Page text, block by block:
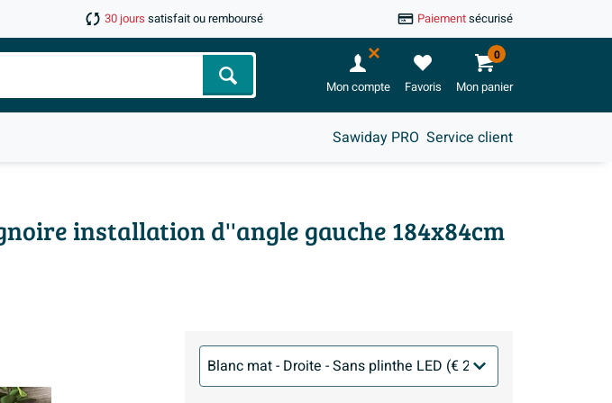
30 jours satisfait ou remboursé Paiementsécurisé
Chercher Mon compte Favoris Mon panier
0
Sawiday PRO Service client
installation d''angle gauche 184x84cm